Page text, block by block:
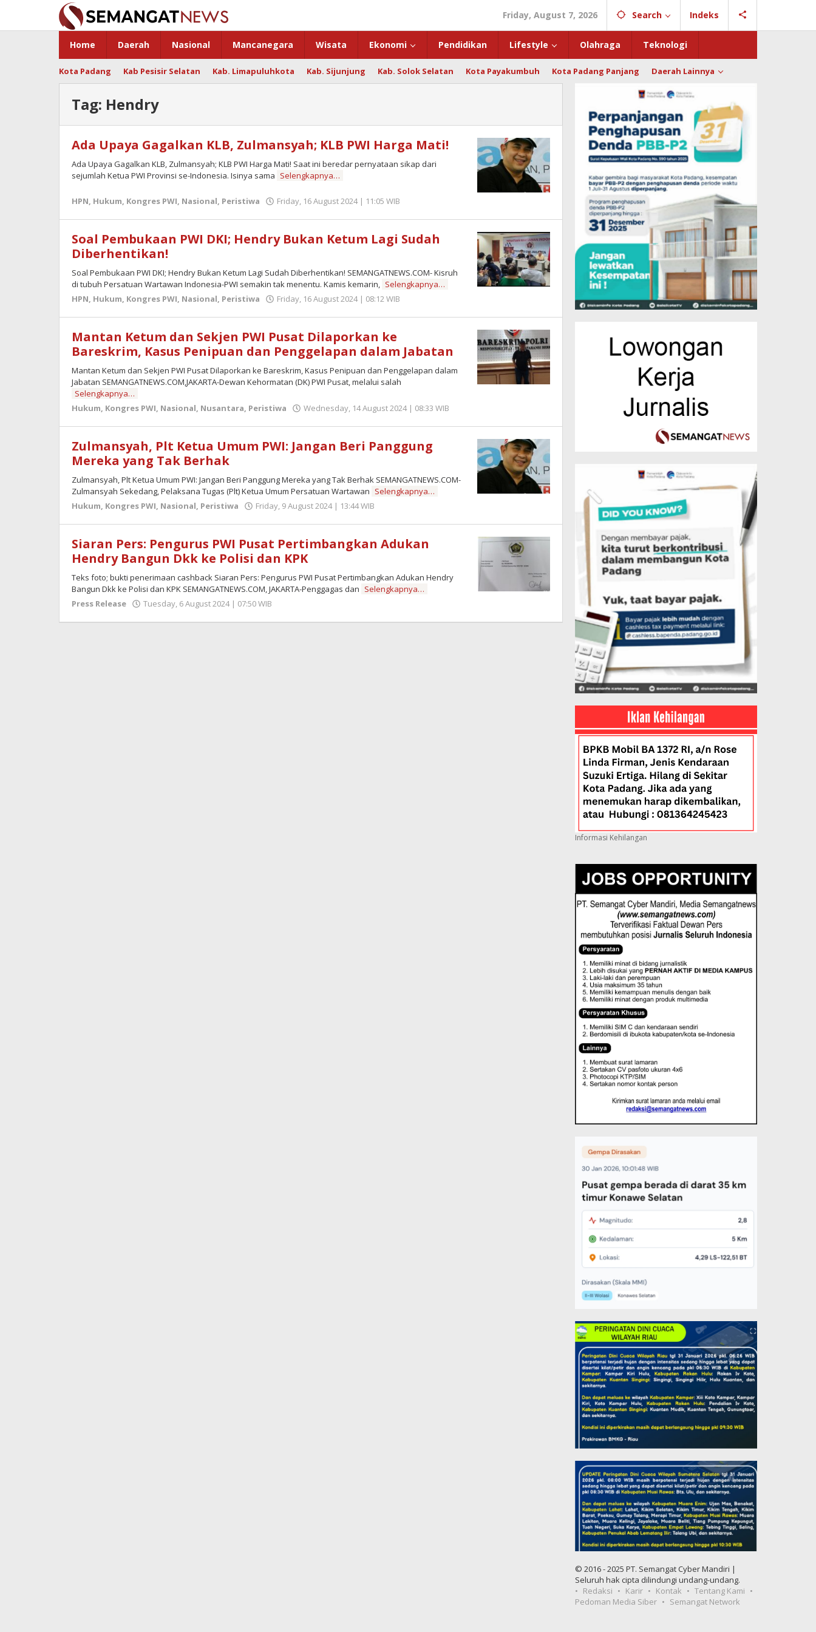
content
Friday, August 7, 2026 Search Indeks
Home Daerah Nasional Mancanegara Wisata Ekonomi Pendidikan Lifestyle Olahraga Teknologi
Kota Padang Kab Pesisir Selatan Kab. Limapuluhkota Kab. Sijunjung Kab. Solok Selatan Kota Payakumbuh Kota Padang Panjang Daerah Lainnya
Tag: Hendry
Ada Upaya Gagalkan KLB, Zulmansyah; KLB PWI Harga Mati!
Ada Upaya Gagalkan KLB, Zulmansyah; KLB PWI Harga Mati! Saat ini beredar pernyataan sikap dari
sejumlah Ketua PWI Provinsi se-Indonesia. Isinya sama Selengkapnya…
HPN, Hukum, Kongres PWI, Nasional, Peristiwa Friday, 16 August 2024 | 11:05 WIB
Soal Pembukaan PWI DKI; Hendry Bukan Ketum Lagi Sudah
Diberhentikan!
Soal Pembukaan PWI DKI; Hendry Bukan Ketum Lagi Sudah Diberhentikan! SEMANGATNEWS.COM- Kisruh
di tubuh Persatuan Wartawan Indonesia-PWI semakin tak menentu. Kamis kemarin, Selengkapnya…
HPN, Hukum, Kongres PWI, Nasional, Peristiwa Friday, 16 August 2024 | 08:12 WIB
Mantan Ketum dan Sekjen PWI Pusat Dilaporkan ke
Bareskrim, Kasus Penipuan dan Penggelapan dalam Jabatan
Mantan Ketum dan Sekjen PWI Pusat Dilaporkan ke Bareskrim, Kasus Penipuan dan Penggelapan dalam
Jabatan SEMANGATNEWS.COM,JAKARTA-Dewan Kehormatan (DK) PWI Pusat, melalui salah
Selengkapnya…
Hukum, Kongres PWI, Nasional, Nusantara, Peristiwa Wednesday, 14 August 2024 | 08:33 WIB
Zulmansyah, Plt Ketua Umum PWI: Jangan Beri Panggung
Mereka yang Tak Berhak
Zulmansyah, Plt Ketua Umum PWI: Jangan Beri Panggung Mereka yang Tak Berhak SEMANGATNEWS.COM-
Zulmansyah Sekedang, Pelaksana Tugas (Plt) Ketua Umum Persatuan Wartawan Selengkapnya…
Hukum, Kongres PWI, Nasional, Peristiwa Friday, 9 August 2024 | 13:44 WIB
Siaran Pers: Pengurus PWI Pusat Pertimbangkan Adukan
Hendry Bangun Dkk ke Polisi dan KPK
Teks foto; bukti penerimaan cashback Siaran Pers: Pengurus PWI Pusat Pertimbangkan Adukan Hendry
Bangun Dkk ke Polisi dan KPK SEMANGATNEWS.COM, JAKARTA-Penggagas dan Selengkapnya…
Press Release
Tuesday, 6 August 2024 | 07:50 WIB
Informasi Kehilangan
© 2016 - 2025 PT. Semangat Cyber Mandiri |
Seluruh hak cipta dilindungi undang-undang.
Redaksi
Karir Kontak
Tentang Kami
Pedoman Media Siber
Semangat Network